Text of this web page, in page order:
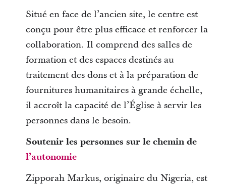
Situé en face de l’ancien site, le centre est
conçu pour être plus efficace et renforcer la
collaboration. Il comprend des salles de
formation et des espaces destinés au
traitement des dons et à la préparation de
fournitures humanitaires à grande échelle,
il accroît la capacité de l’Église à servir les
personnes dans le besoin.
Soutenir les personnes sur le chemin de
l’autonomie
Zipporah Markus, originaire du Nigeria, est